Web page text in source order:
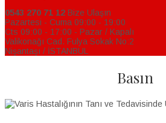
0543 270 71 12 Bize Ulaşın
Pazartesi - Cuma 09:00 - 19:00
Cts 09:00 - 17:00 - Pazar / Kapalı
Valikonağı Cad. Fulya Sokak No:2
Nişantaşı / İSTANBUL
Basın